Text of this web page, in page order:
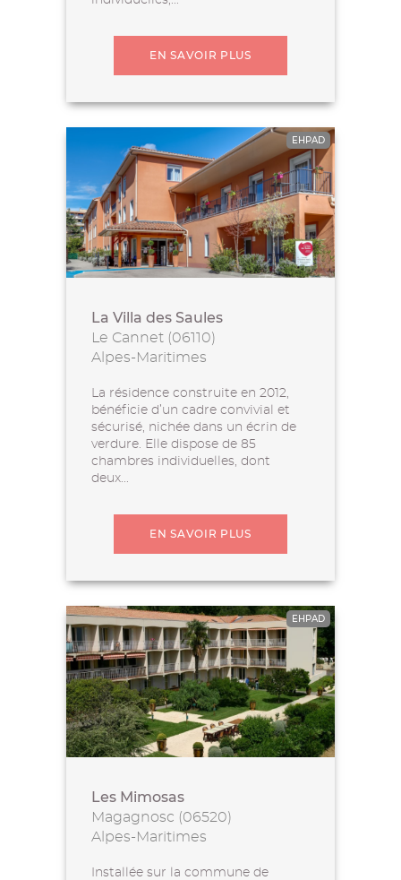
EN SAVOIR PLUS
EHPAD
La Villa des Saules
Le Cannet (06110)
Alpes-Maritimes
La résidence construite en 2012,
bénéficie d’un cadre convivial et
sécurisé, nichée dans un écrin de
verdure. Elle dispose de 85
chambres individuelles, dont
deux...
EN SAVOIR PLUS
EHPAD
Les Mimosas
Magagnosc (06520)
Alpes-Maritimes
Installée sur la commune de